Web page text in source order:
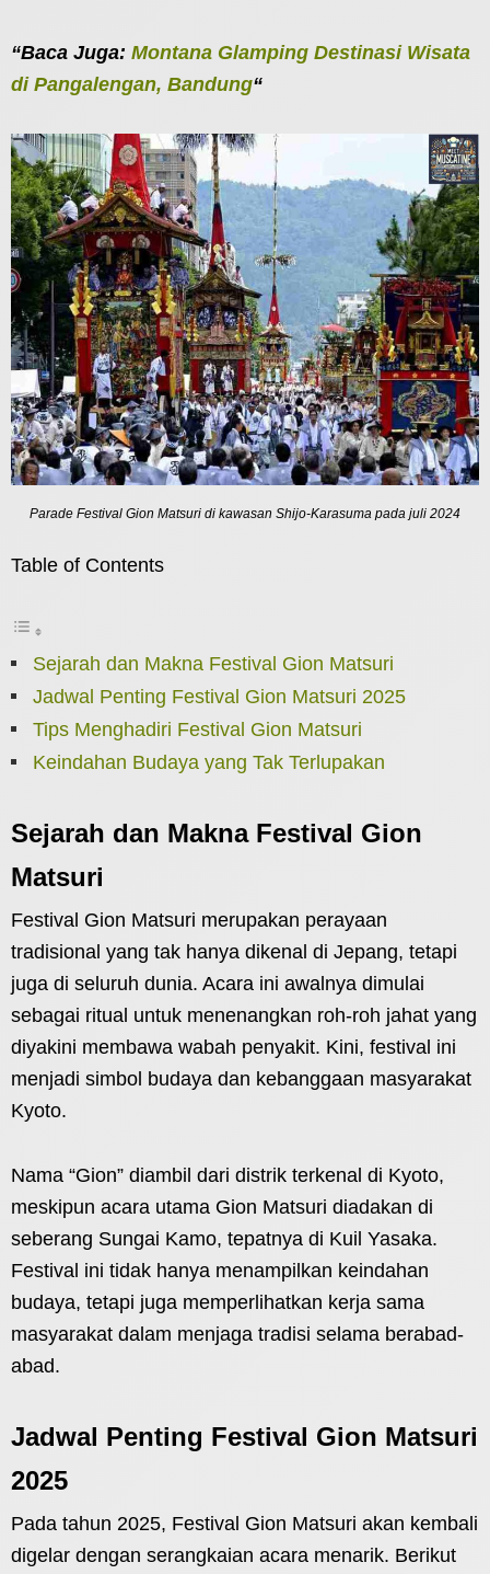
“Baca Juga: Montana Glamping Destinasi Wisata
di Pangalengan, Bandung“
Parade Festival Gion Matsuri di kawasan Shijo-Karasuma pada juli 2024
Table of Contents
Sejarah dan Makna Festival Gion Matsuri
Jadwal Penting Festival Gion Matsuri 2025
Tips Menghadiri Festival Gion Matsuri
Keindahan Budaya yang Tak Terlupakan
Sejarah dan Makna Festival Gion
Matsuri
Festival Gion Matsuri merupakan perayaan
tradisional yang tak hanya dikenal di Jepang, tetapi
juga di seluruh dunia. Acara ini awalnya dimulai
sebagai ritual untuk menenangkan roh-roh jahat yang
diyakini membawa wabah penyakit. Kini, festival ini
menjadi simbol budaya dan kebanggaan masyarakat
Kyoto.
Nama “Gion” diambil dari distrik terkenal di Kyoto,
meskipun acara utama Gion Matsuri diadakan di
seberang Sungai Kamo, tepatnya di Kuil Yasaka.
Festival ini tidak hanya menampilkan keindahan
budaya, tetapi juga memperlihatkan kerja sama
masyarakat dalam menjaga tradisi selama berabad-
abad.
Jadwal Penting Festival Gion Matsuri
2025
Pada tahun 2025, Festival Gion Matsuri akan kembali
digelar dengan serangkaian acara menarik. Berikut